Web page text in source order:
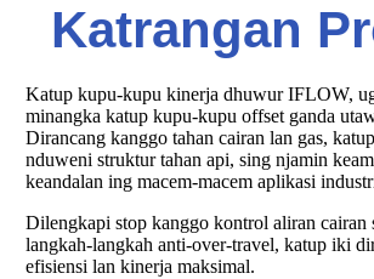
Katrangan
Katup kupu-kupu kinerja dhuwur IFLOW,
minangka katup kupu-kupu offset ganda
Dirancang kanggo tahan cairan lan gas,
nduweni struktur tahan api, sing njamin
keandalan ing macem-macem aplikasi
Dilengkapi stop kanggo kontrol aliran
langkah-langkah anti-over-travel, katup iki
efisiensi lan kinerja maksimal.